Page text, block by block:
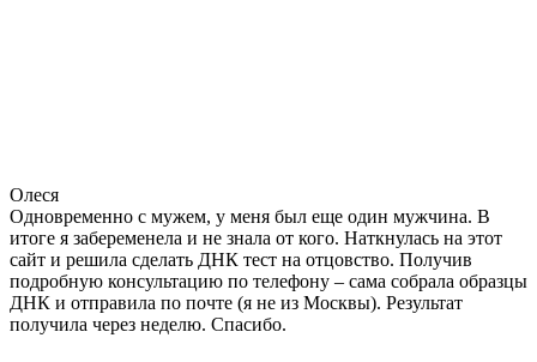
Олеся
Одновременно с мужем, у меня был еще один мужчина. В
итоге я забеременела и не знала от кого. Наткнулась на этот
сайт и решила сделать ДНК тест на отцовство. Получив
подробную консультацию по телефону – сама собрала образцы
ДНК и отправила по почте (я не из Москвы). Результат
получила через неделю. Спасибо.